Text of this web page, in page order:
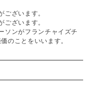
ございます。
ございます。
ソンがフランチャイズチ
のことをいいます。